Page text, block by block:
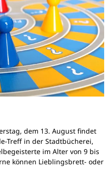
dem 13. August findet
Treff in der Stadtbücherei,
im Alter von 9 bis
können Lieblingsbrett- oder